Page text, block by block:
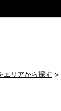
エリアから探す